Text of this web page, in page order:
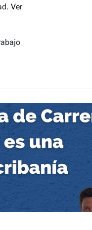
Ver